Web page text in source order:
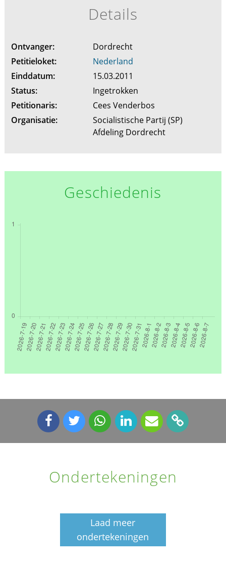
Details
Ontvanger:
Dordrecht
Petitieloket:
Nederland
Einddatum:
15.03.2011
Status:
Ingetrokken
Petitionaris:
Cees Venderbos
Organisatie:
Socialistische Partij (SP)
Afdeling Dordrecht
Geschiedenis
Ondertekeningen
Laad meer
ondertekeningen